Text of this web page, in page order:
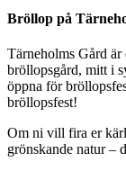
Bröllop på
Tärneholms Gård
bröllopsgård, mitt i
öppna för
bröllopsfest!
Om ni vill fira er
grönskande natur –